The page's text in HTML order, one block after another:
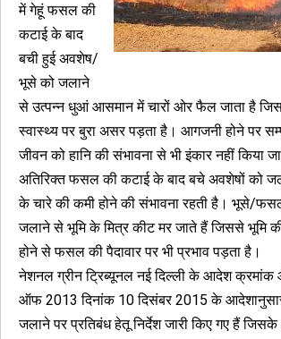
में गेहूं फसल की
कटाई के बाद
बची हुई अवशेष/
भूसे को जलाने
से उत्पन्न धुआं आसमान में चारों ओर फैल जाता है
स्वास्थ्य पर बुरा असर पड़ता है। आगजनी होने पर
जीवन को हानि की संभावना से भी इंकार नहीं किया
अतिरिक्त फसल की कटाई के बाद बचे अवशेषों को
के चारे की कमी होने की संभावना रहती है। भूसे/
जलाने से भूमि के मित्र कीट मर जाते हैं जिससे भूमि
होने से फसल की पैदावार पर भी प्रभाव पड़ता है।
नेशनल ग्रीन ट्रिब्यूनल नई दिल्ली के आदेश क्रमांक
ऑफ 2013 दिनांक 10 दिसंबर 2015 के
जलाने पर प्रतिबंध हेतू निर्देश जारी किए गए हैं जिसके